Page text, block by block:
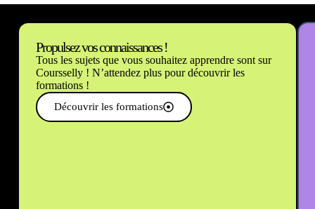
Propulsez vos connaissances !
Tous les sujets que vous souhaitez apprendre sont sur
Coursselly ! N’attendez plus pour découvrir les
formations !
Découvrir les formations